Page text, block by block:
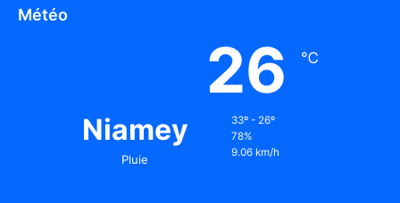
Météo
Niamey
Pluie
26 ℃
33º - 26º
78%
9.06 km/h